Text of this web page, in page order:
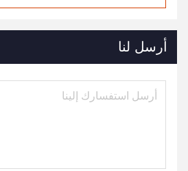
أرسل لنا